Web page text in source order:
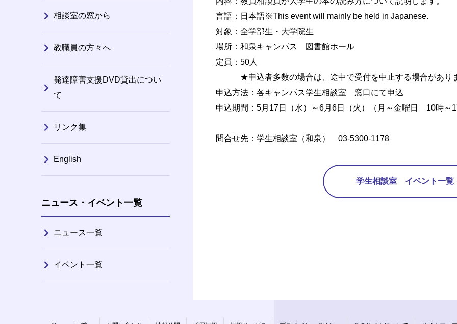
言語：日本語※This event will mainly be held in Japanese.
対象：全学部生・大学院生
場所：和泉キャンパス 図書館ホール
定員：50人
★申込者多数の場合は、途中で受付を中止する場合があり
申込方法：各キャンパス学生相談室 窓口にて申込
申込期間：5月17日（水）～6月6日（火）（月～金曜日 10時～
問合せ先：学生相談室（和泉） 03-5300-1178
学生相談室 イベント一
相談室の窓から
教職員の方々へ
発達障害支援DVD貸出につい
て
リンク集
English
ニュース・イベント一覧
ニュース一覧
イベント一覧